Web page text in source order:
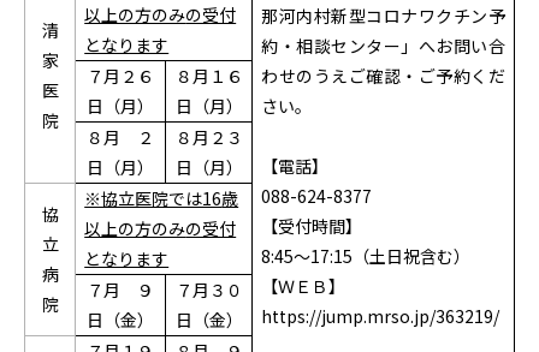
那河内村新型コロナワクチン予
約・相談センター」へお問い合
わせのうえご確認・ご予約くだ
さい。
【電話】
088-624-8377
【受付時間】
8:45～17:15（土日祝含む）
【ＷＥＢ】
https://jump.mrso.jp/363219/
清
家
医
院
以上の方のみの受付
となります
７月２６
日（月）
８月１６
日（月）
８月 ２
日（月）
８月２３
日（月）
協
立
病
院
※協立医院では16歳
以上の方のみの受付
となります
７月 ９
日（金）
７月３０
日（金）